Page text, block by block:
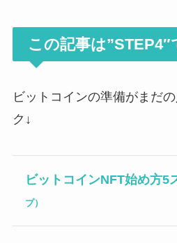
この記事は”STEP4″
ビットコインの準備がまだ
ク↓
ビットコインNFT始め方5
プ）